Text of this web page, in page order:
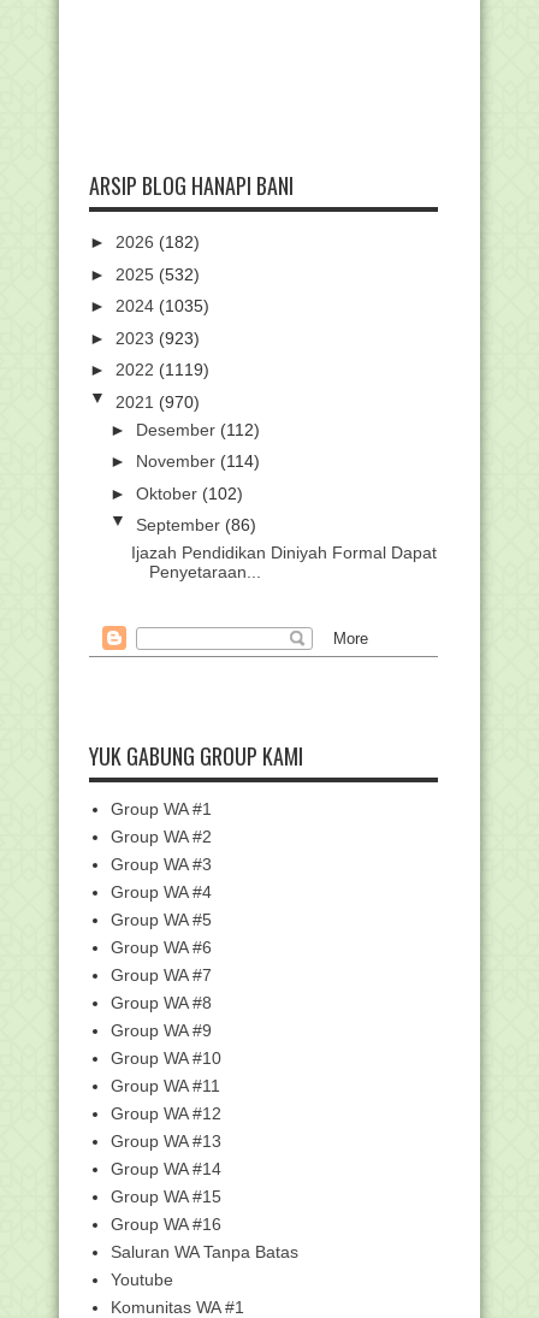
ARSIP BLOG HANAPI BANI
► 2026 (182)
► 2025 (532)
► 2024 (1035)
► 2023 (923)
► 2022 (1119)
▼ 2021 (970)
► Desember (112)
► November (114)
► Oktober (102)
▼ September (86)
Ijazah Pendidikan Diniyah Formal Dapat
Penyetaraan...
Modul Inplementasi Re...
6 Siswa MAN 2 Mataram Ikuti Program
Download Komponen dan Bukti Fisik
EDM ERKAM (File ...
Kumpulan Link Twibbon Peringatan
G30S PKI
Umrah saat Pendemi : Sekali Umrah,
Sekali Salat di...
RPP 1 Lembar Fikih Madrasah
Ibtidaiyah (MI) Terbar...
Soal Latihan mengenai "Haid, Ihtilam
dan Mandi Waj...
Pemberitahuan Kegiatan Pelatihan
Calon FASDA Jenja...
Kemenag Bekali Guru Madrasah
Kemampuan Penulisan J...
Pengajuan Bantuan Pesantren Dibuka
Hingga 4 Oktobe...
[Simpatika] Panduan Cara Kelola
Penerima Tunjangan...
Pengumuman Hasil Seleksi Calon
Instruktur Tingkat ...
Arti Mimpi Gigi Copot atau Goyang
Juknis Sayembara Video Pembelajaran
YUK GABUNG GROUP KAMI
Group WA #1
Group WA #2
Group WA #3
Group WA #4
Group WA #5
Group WA #6
Group WA #7
Group WA #8
Group WA #9
Group WA #10
Group WA #11
Group WA #12
Group WA #13
Group WA #14
Group WA #15
Group WA #16
Saluran WA Tanpa Batas
Youtube
Komunitas WA #1